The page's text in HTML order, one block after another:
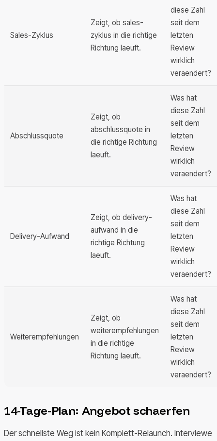
Sales-Zyklus
Zeigt, ob sales-
zyklus in die richtige
Richtung laeuft.
diese Zahl
seit dem
letzten
Review
wirklich
veraendert?
Abschlussquote
Zeigt, ob
abschlussquote in
die richtige Richtung
laeuft.
Was hat
diese Zahl
seit dem
letzten
Review
wirklich
veraendert?
Delivery-Aufwand
Zeigt, ob delivery-
aufwand in die
richtige Richtung
laeuft.
Was hat
diese Zahl
seit dem
letzten
Review
wirklich
veraendert?
Weiterempfehlungen
Zeigt, ob
weiterempfehlungen
in die richtige
Richtung laeuft.
Was hat
diese Zahl
seit dem
letzten
Review
wirklich
veraendert?
14-Tage-Plan: Angebot schaerfen
Der schnellste Weg ist kein Komplett-Relaunch. Interviewe